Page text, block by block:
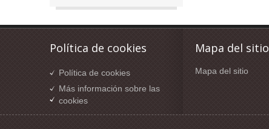
Política de cookies
Política de cookies
Más información sobre las
cookies
Mapa del sitio
Mapa del sitio